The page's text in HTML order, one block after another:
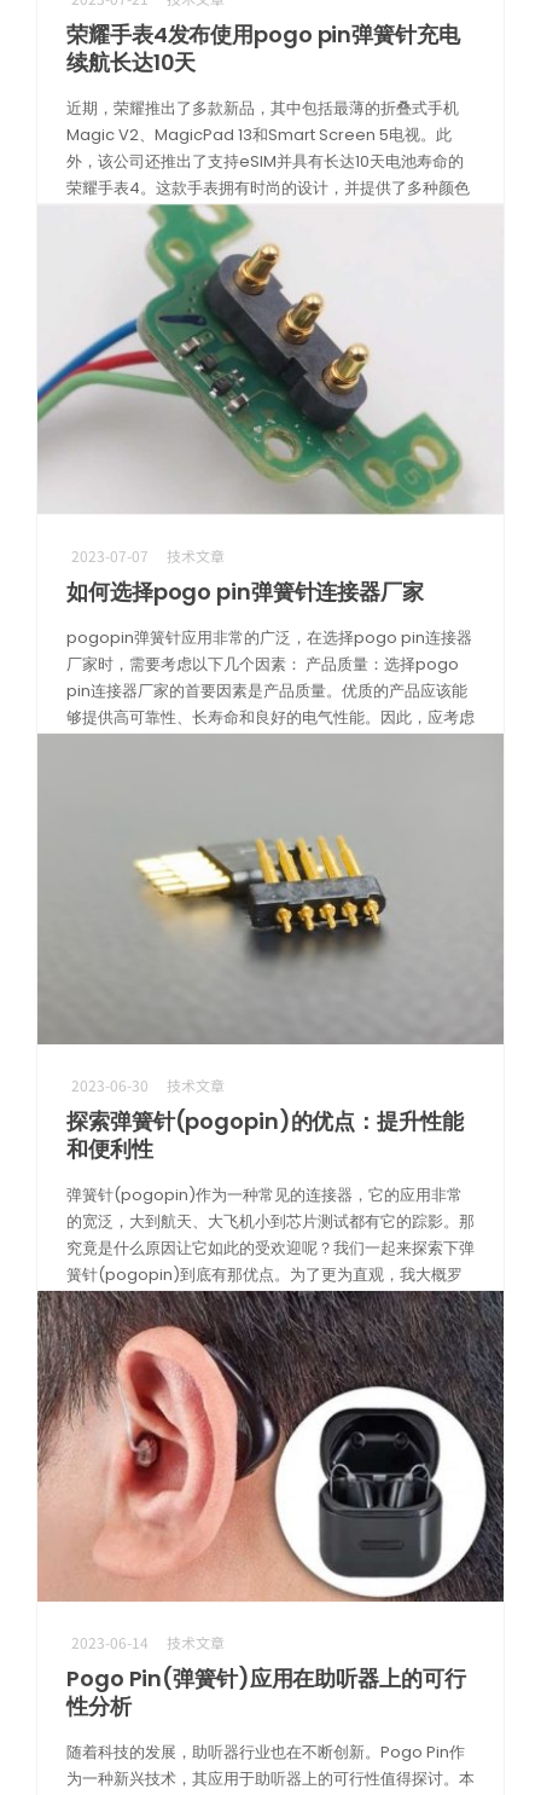
荣耀手表4发布使用pogo pin弹簧针充电
续航长达10天
近期，荣耀推出了多款新品，其中包括最薄的折叠式手机
Magic V2、MagicPad 13和Smart Screen 5电视。此
外，该公司还推出了支持eSIM并具有长达10天电池寿命的
荣耀手表4。这款手表拥有时尚的设计，并提供了多种颜色
2023-07-07 技术文章
如何选择pogo pin弹簧针连接器厂家
pogopin弹簧针应用非常的广泛，在选择pogo pin连接器
厂家时，需要考虑以下几个因素： 产品质量：选择pogo
pin连接器厂家的首要因素是产品质量。优质的产品应该能
够提供高可靠性、长寿命和良好的电气性能。因此，应考虑
2023-06-30 技术文章
探索弹簧针(pogopin)的优点：提升性能
和便利性
弹簧针(pogopin)作为一种常见的连接器，它的应用非常
的宽泛，大到航天、大飞机小到芯片测试都有它的踪影。那
究竟是什么原因让它如此的受欢迎呢？我们一起来探索下弹
簧针(pogopin)到底有那优点。为了更为直观，我大概罗
列了一下，它具有以下 […]
阅读更多
2023-06-14 技术文章
Pogo Pin(弹簧针)应用在助听器上的可行
性分析
随着科技的发展，助听器行业也在不断创新。Pogo Pin作
为一种新兴技术，其应用于助听器上的可行性值得探讨。本